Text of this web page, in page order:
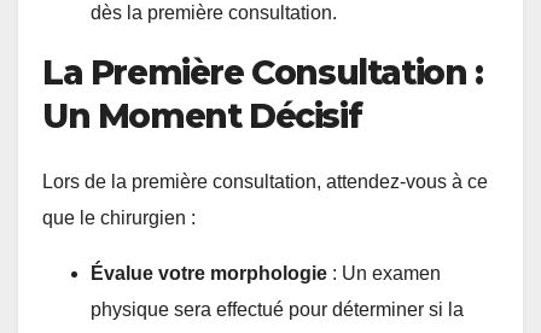
dès la première consultation.
La Première Consultation :
Un Moment Décisif
Lors de la première consultation, attendez-vous à ce
que le chirurgien :
Évalue votre morphologie : Un examen
physique sera effectué pour déterminer si la